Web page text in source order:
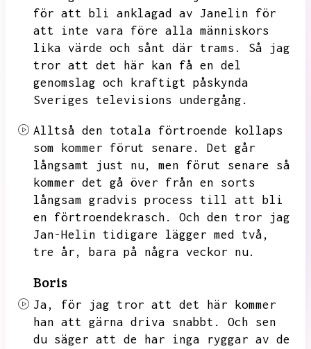
för att bli anklagad av Janelin för
att inte vara före alla människors
lika värde och sånt där trams.
Så jag
tror att det här kan få en del
genomslag och kraftigt påskynda
Sveriges televisions undergång.
Alltså den totala förtroende kollaps
som kommer förut senare.
Det går
långsamt just nu,
men förut senare så
kommer det gå över från en sorts
långsam gradvis process till att bli
en förtroendekrasch.
Och den tror jag
Jan-Helin tidigare lägger med två,
tre år,
bara på några veckor nu.
Boris
Ja,
för jag tror att det här kommer
han att gärna driva snabbt.
Och sen
du säger att de har inga ryggar av de